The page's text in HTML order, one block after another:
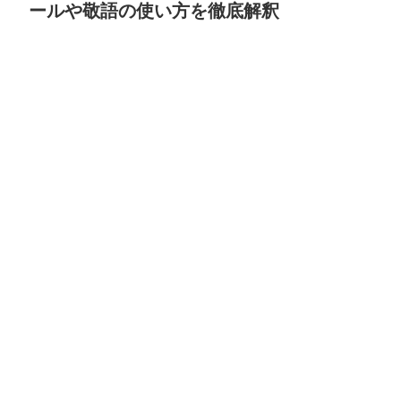
ールや敬語の使い方を徹底解釈